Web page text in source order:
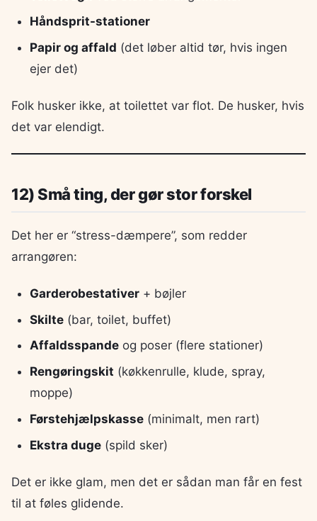
Håndsprit-stationer
Papir og affald (det løber altid tør, hvis ingen
ejer det)
Folk husker ikke, at toilettet var flot. De husker, hvis
det var elendigt.
12) Små ting, der gør stor forskel
Det her er “stress-dæmpere”, som redder
arrangøren:
Garderobestativer+ bøjler
Skilte(bar, toilet, buffet)
Affaldsspandeog poser (flere stationer)
Rengøringskit (køkkenrulle, klude, spray,
moppe)
Førstehjælpskasse(minimalt, men rart)
Ekstra duge(spild sker)
Det er ikke glam, men det er sådan man får en fest
til at føles glidende.